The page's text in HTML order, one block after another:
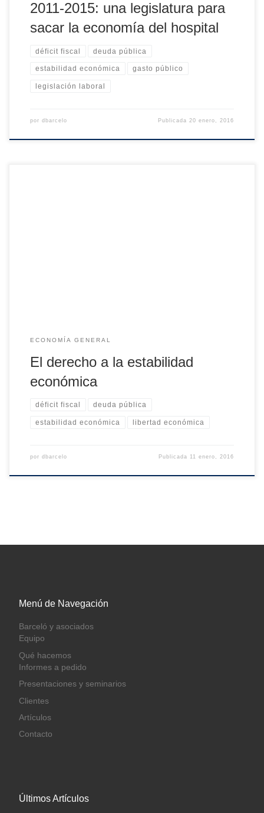
2011-2015: una legislatura para
sacar la economía del hospital
déficit fiscal deuda pública
estabilidad económica gasto público
legislación laboral
por dbarcelo Publicada20 enero, 2016
ECONOMÍA GENERAL
El derecho a la estabilidad
económica
déficit fiscal deuda pública
estabilidad económica libertad económica
por dbarcelo Publicada 11 enero, 2016
Menú de Navegación
Barceló y asociados
Equipo
Qué hacemos
Informes a pedido
Presentaciones y seminarios
Clientes
Artículos
Contacto
Últimos Artículos